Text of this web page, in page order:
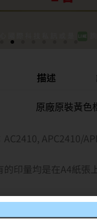
描述
原廠原裝黃色
APC2410/
的印量均是在A4紙張